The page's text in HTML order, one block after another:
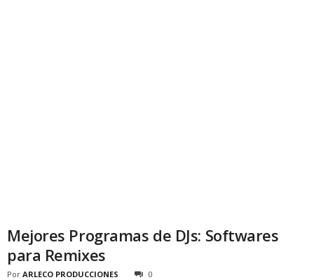
Mejores Programas de DJs: Softwares
para Remixes
Por ARLECO PRODUCCIONES 0